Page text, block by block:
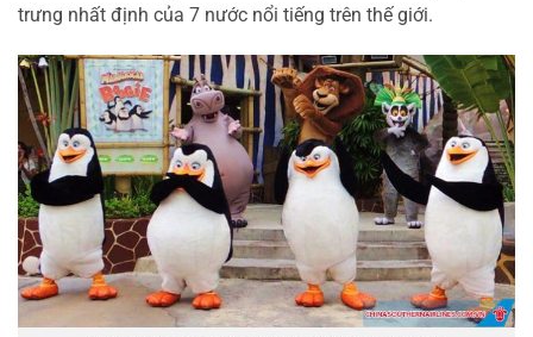
trưng nhất định của 7 nước nổi tiếng trên thế giới.